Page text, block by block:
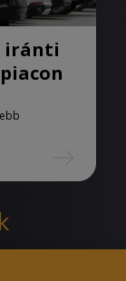
iránti